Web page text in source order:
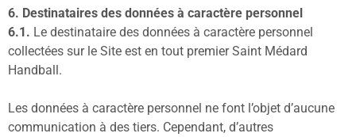
6. Destinataires des données à caractère personnel
6.1. Le destinataire des données à caractère personnel
collectées sur le Site est en tout premier Saint Médard
Handball.
Les données à caractère personnel ne font l’objet d’aucune
communication à des tiers. Cependant, d’autres